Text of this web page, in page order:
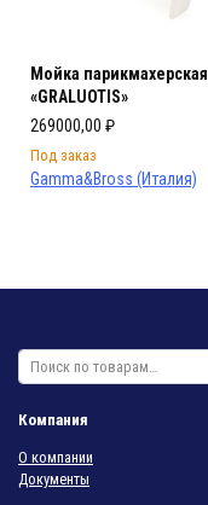
Мойка парикмахерская
«GRALUOTIS»
269000,00 ₽
Под заказ
Gamma&Bross (Италия)
Искать:
Компания
О компании
Документы